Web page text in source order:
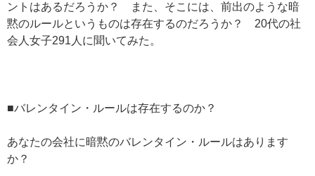
ントはあるだろうか？ また、そこには、前出のような暗
黙のルールというものは存在するのだろうか？ 20代の社
会人女子291人に聞いてみた。
■バレンタイン・ルールは存在するのか？
あなたの会社に暗黙のバレンタイン・ルールはあります
か？